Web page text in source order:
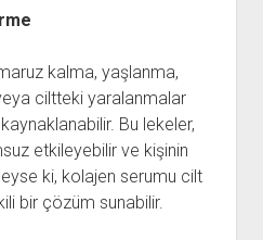
kalma, yaşlanma,
ciltteki yaralanmalar
Bu lekeler,
etkileyebilir ve kişinin
ki, kolajen serumu cilt
bir çözüm sunabilir.